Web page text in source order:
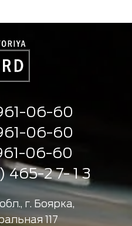
06-60
06-60
06-60
2 7- 1 3
г. Боярка,
117